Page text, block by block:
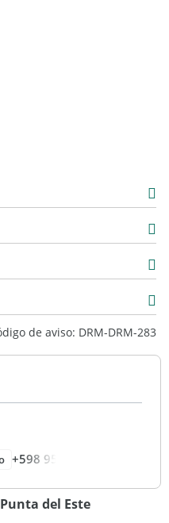
de aviso: DRM-DRM-283
+598 95
del Este